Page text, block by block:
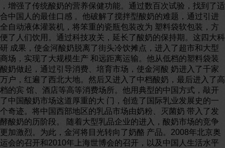
，增强了传统酸奶的营养保健功能。通过数百次试验，找到了适
合中国人的最佳口感 。他破解了搅拌型酸奶的难题，通过引进
全自动液体灌装机，将笨重的瓷瓶包装改为 塑料袋软包装，方
便了人们饮用。通过科技攻关，延长了酸奶的保持期。这四大科
研 成果，使金河酸奶脱离了街头冷饮摊点，进入了超市和大型
商场，实现了大规模生产 和远距离运输。他从低档的塑料袋装
酸奶做起，通过引导消费、培育市场，使金河酸 奶进入了千家
万户，红遍了西北大地。然后又进入了中档酸奶，最后进入了高
档的宾 馆、酒店等高等消费场所。他用典型的中国方式，敲开
了中国酸奶市场这道厚重的大 门，创造了国际乳业发展史的一
个奇迹。将中国西部地区的乳品市场由奶粉、灭菌奶 带入了发
酵酸奶的历阶段。 随着大型乳品企业的进入，酸奶市场的竞争
更加激烈。为此，金河将目光转向了奶酪 产品。2008年北京奥
运会的召开和2010年上海世博会的召开，以及中国人生活水平